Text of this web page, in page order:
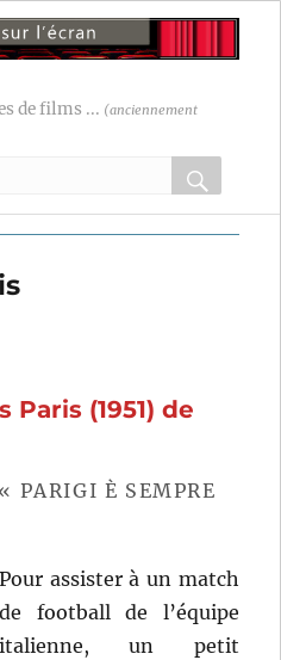
de films ... (anciennement
OK
(1951) de
PARIGI È SEMPRE
Pour assister à un match
de football de l’équipe
italienne, un petit